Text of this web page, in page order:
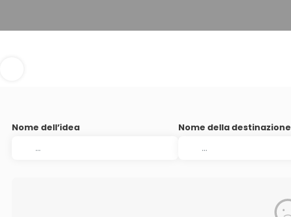
Nome dell’idea Nome della destinazione